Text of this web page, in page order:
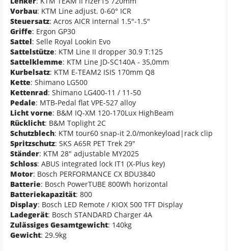
Vorbau: KTM Line adjust. 0-60° ICR
Steuersatz: Acros AICR internal 1.5"-1.5"
Griffe: Ergon GP30
Sattel: Selle Royal Lookin Evo
Sattelstütze: KTM Line II dropper 30.9 T:125
Sattelklemme: KTM Line JD-SC140A - 35,0mm
Kurbelsatz: KTM E-TEAM2 ISIS 170mm Q8
Kette: Shimano LG500
Kettenrad: Shimano LG400-11 / 11-50
Pedale: MTB-Pedal flat VPE-527 alloy
Licht vorne: B&M IQ-XM 120-170Lux HighBeam
Rücklicht: B&M Toplight 2C
Schutzblech: KTM tour60 snap-it 2.0/monkeyload|rack clip
Spritzschutz: SKS A65R PET Trek 29"
Ständer: KTM 28" adjustable MY2025
Schloss: ABUS integrated lock IT1 (X-Plus key)
Motor: Bosch PERFORMANCE CX BDU3840
Batterie: Bosch PowerTUBE 800Wh horizontal
Batteriekapazität: 800
Display: Bosch LED Remote / KIOX 500 TFT Display
Ladegerät: Bosch STANDARD Charger 4A
Zulässiges Gesamtgewicht: 140kg
Gewicht: 29.9kg